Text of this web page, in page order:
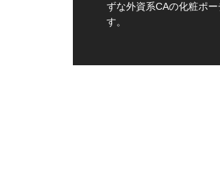
ずな外資系CAの化粧ポ
す。